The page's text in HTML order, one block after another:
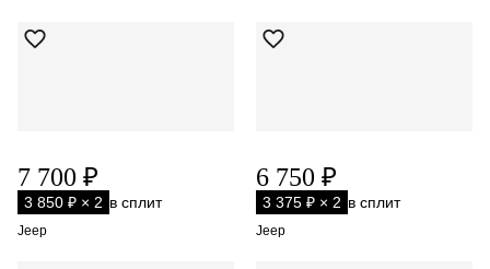
7 700 ₽
3 850 ₽ × 2 в сплит
Jeep
6 750 ₽
3 375 ₽ × 2 в сплит
Jeep